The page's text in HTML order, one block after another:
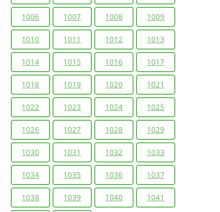
1006 1007 1008 1009
1010 1011 1012 1013
1014 1015 1016 1017
1018 1019 1020 1021
1022 1023 1024 1025
1026 1027 1028 1029
1030 1031 1032 1033
1034 1035 1036 1037
1038 1039 1040 1041